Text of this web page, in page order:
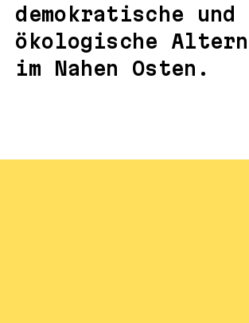
demokratische und
ökologische
im Nahen Osten.